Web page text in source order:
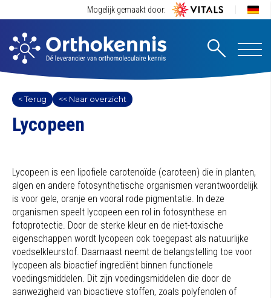
Mogelijk gemaakt door:
< Terug << Naar overzicht
Lycopeen
Lycopeen is een lipofiele carotenoïde (caroteen) die in planten,
algen en andere fotosynthetische organismen verantwoordelijk
is voor gele, oranje en vooral rode pigmentatie. In deze
organismen speelt lycopeen een rol in fotosynthese en
fotoprotectie. Door de sterke kleur en de niet-toxische
eigenschappen wordt lycopeen ook toegepast als natuurlijke
voedselkleurstof. Daarnaast neemt de belangstelling toe voor
lycopeen als bioactief ingrediënt binnen functionele
voedingsmiddelen. Dit zijn voedingsmiddelen die door de
aanwezigheid van bioactieve stoffen, zoals polyfenolen of